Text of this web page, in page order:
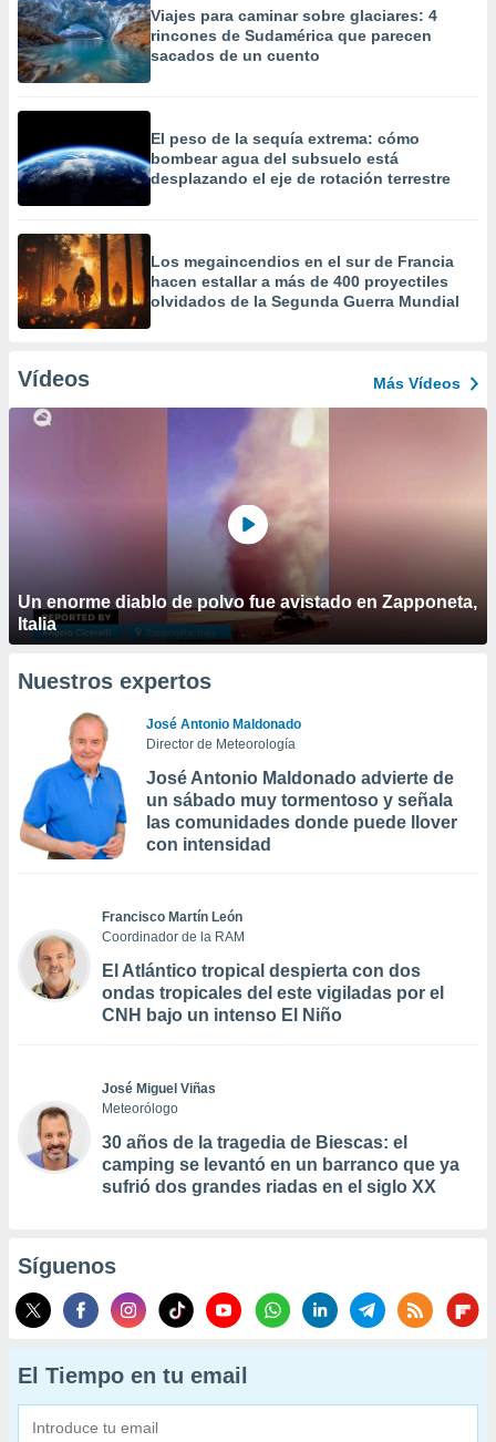
Viajes para caminar sobre glaciares: 4
rincones de Sudamérica que parecen
sacados de un cuento
El peso de la sequía extrema: cómo
bombear agua del subsuelo está
desplazando el eje de rotación terrestre
Los megaincendios en el sur de Francia
hacen estallar a más de 400 proyectiles
olvidados de la Segunda Guerra Mundial
Vídeos Más Vídeos
Un enorme diablo de polvo fue avistado en Zapponeta,
Italia
Nuestros expertos
José Antonio Maldonado
Director de Meteorología
José Antonio Maldonado advierte de
un sábado muy tormentoso y señala
las comunidades donde puede llover
con intensidad
Francisco Martín León
Coordinador de la RAM
El Atlántico tropical despierta con dos
ondas tropicales del este vigiladas por el
CNH bajo un intenso El Niño
José Miguel Viñas
Meteorólogo
30 años de la tragedia de Biescas: el
camping se levantó en un barranco que ya
sufrió dos grandes riadas en el siglo XX
Síguenos
El Tiempo en tu email